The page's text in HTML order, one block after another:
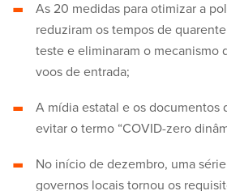
As 20 medidas para otimizar a
reduziram os tempos de
teste e eliminaram o mecanismo
voos de entrada;
A mídia estatal e os documentos
evitar o termo “COVID-zero
No início de dezembro, uma
governos locais tornou os